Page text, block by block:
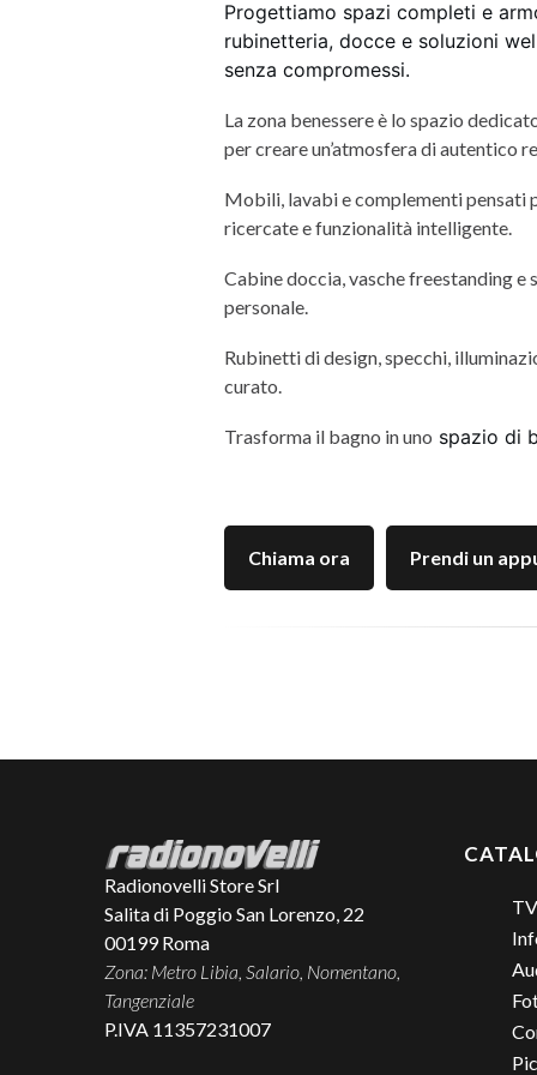
Progettiamo spazi completi e
rubinetteria, docce e soluzioni
senza compromessi.
La zona benessere è lo spazio
per creare un’atmosfera di autentico
Mobili, lavabi e complementi pensati
ricercate e funzionalità intelligente.
Cabine doccia, vasche freestanding e
personale.
Rubinetti di design, specchi,
curato.
Trasforma il bagno in uno spazio di
Chiama ora Prendi un
Radionovelli Store Srl
Salita di Poggio San Lorenzo, 22
00199 Roma
Zona: Metro Libia, Salario, Nomentano,
Tangenziale
P.IVA 11357231007